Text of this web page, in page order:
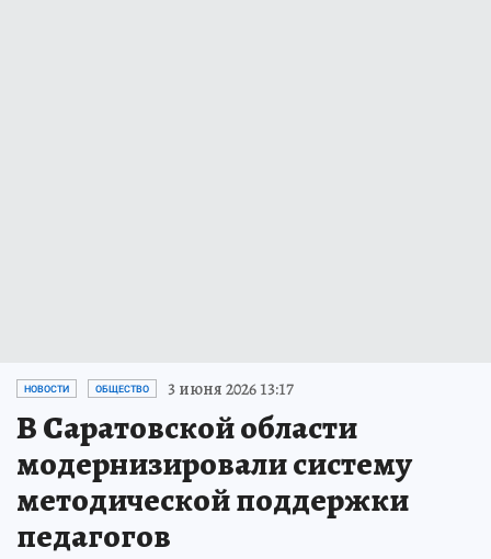
НОВОСТИ ОБЩЕСТВО 3 июня 2026 13:17
В Саратовской области
модернизировали систему
методической поддержки
педагогов